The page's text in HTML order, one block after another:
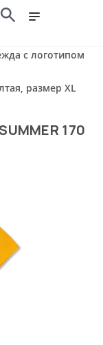
с логотипом
размер XL
170